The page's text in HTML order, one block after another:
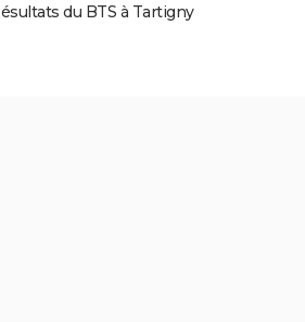
du BTS à Tartigny